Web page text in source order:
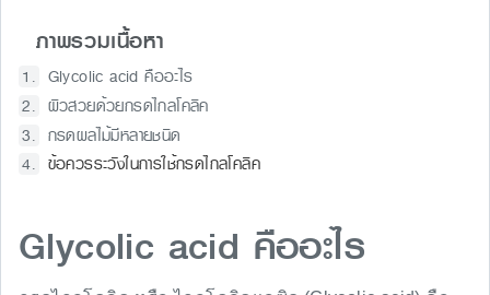
ภาพรวมเนื้อหา
Glycolic acid คืออะไร
ผิวสวยด้วยกรดไกลโคลิค
กรดผลไม้มีหลายชนิด
ข้อควรระวังในการใช้กรดไกลโคลิค
Glycolic acid คืออะไร